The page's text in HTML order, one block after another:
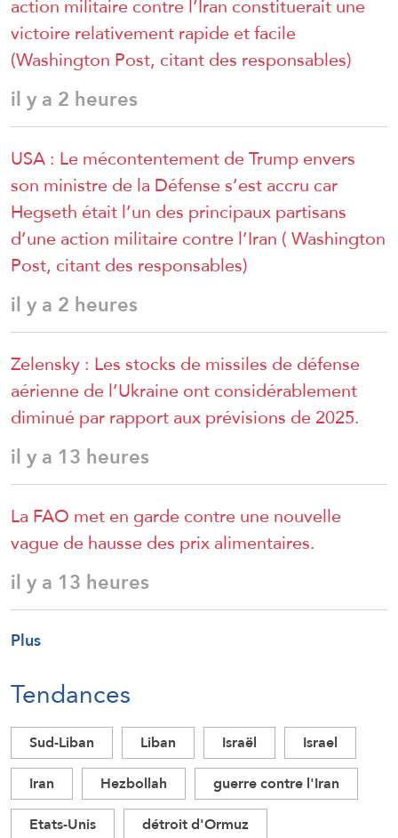
victoire relativement rapide et facile
(Washington Post, citant des responsables)
il y a 2 heures
USA : Le mécontentement de Trump envers
son ministre de la Défense s’est accru car
Hegseth était l’un des principaux partisans
d’une action militaire contre l’Iran ( Washington
Post, citant des responsables)
il y a 2 heures
Zelensky : Les stocks de missiles de défense
aérienne de l’Ukraine ont considérablement
diminué par rapport aux prévisions de 2025.
il y a 13 heures
La FAO met en garde contre une nouvelle
vague de hausse des prix alimentaires.
il y a 13 heures
Plus
Tendances
Sud-Liban Liban Israël
Israel
Iran
Hezbollah
guerre contre l'Iran
Etats-Unis
détroit d'Ormuz